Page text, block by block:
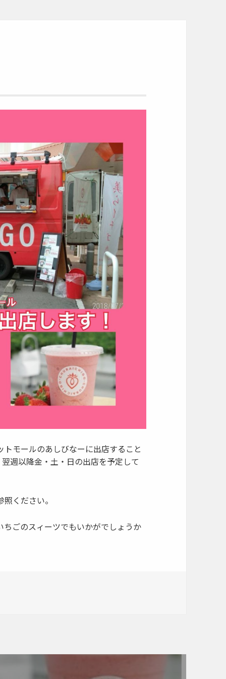
モールのあしびなーに出店すること
週以降金・土・日の出店を予定して
ください。
ごのスィーツでもいかがでしょうか